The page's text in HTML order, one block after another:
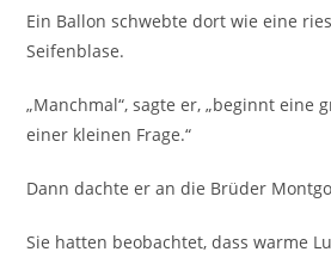
Ein Ballon schwebte dort wie eine
Seifenblase.
„Manchmal“, sagte er, „beginnt eine
einer kleinen Frage.“
Dann dachte er an die Brüder
Sie hatten beobachtet, dass warme